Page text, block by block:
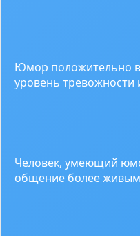
Юмор положительно
уровень тревожности
Человек, умеющий
общение более